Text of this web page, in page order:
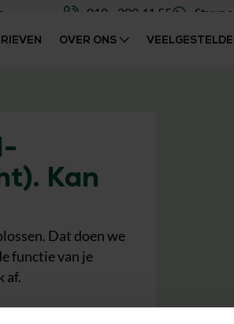
010 - 200 41 55 Stuur
OVER ONS
Kan
Dat doen we
functie van je
af.